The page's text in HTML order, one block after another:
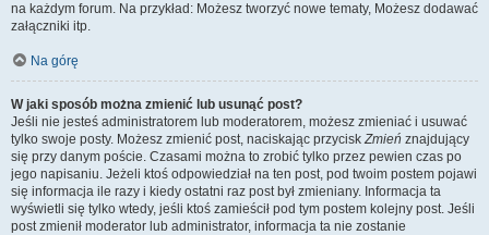
na każdym forum. Na przykład: Możesz tworzyć nowe tematy, Możesz dodawać
załączniki itp.
Na górę
W jaki sposób można zmienić lub usunąć post?
Jeśli nie jesteś administratorem lub moderatorem, możesz zmieniać i usuwać
tylko swoje posty. Możesz zmienić post, naciskając przyciskZmień znajdujący
się przy danym poście. Czasami można to zrobić tylko przez pewien czas po
jego napisaniu. Jeżeli ktoś odpowiedział na ten post, pod twoim postem pojawi
się informacja ile razy i kiedy ostatni raz post był zmieniany. Informacja ta
wyświetli się tylko wtedy, jeśli ktoś zamieścił pod tym postem kolejny post. Jeśli
post zmienił moderator lub administrator, informacja ta nie zostanie